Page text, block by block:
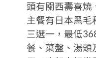
頭有關西壽喜燒
主餐有日本黑毛
三選一，最低
餐、菜盤、湯頭